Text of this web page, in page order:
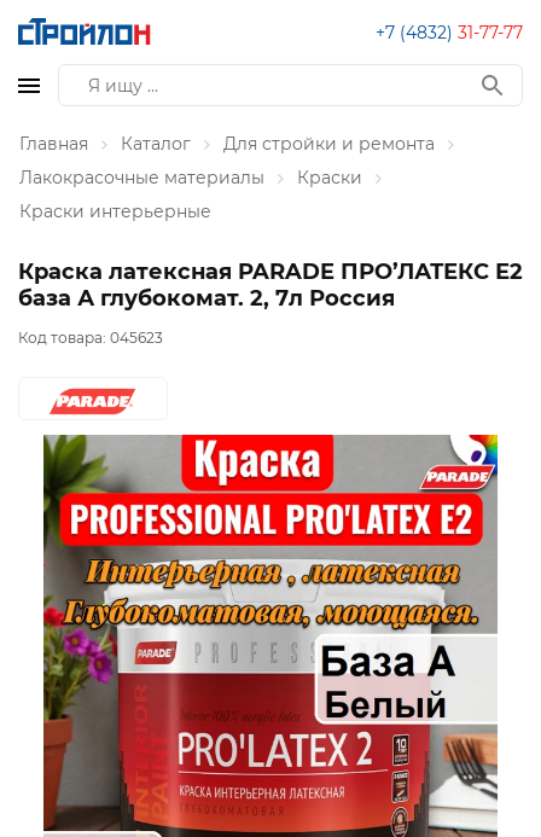
+7 (4832) 31-77-77
Главная Каталог
Для стройки и ремонта
Лакокрасочные материалы
Краски
Краски интерьерные
Краска латексная PARADE ПРО’ЛАТЕКС Е2
база А глубокомат. 2, 7л Россия
Код товара: 045623